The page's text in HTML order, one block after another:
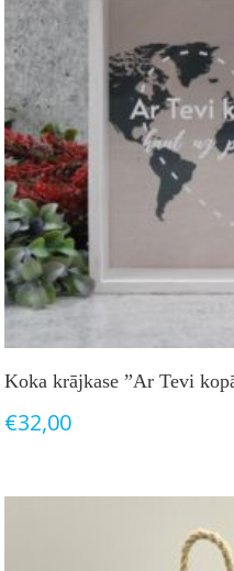
Koka krājkase ”Ar Tevi
€32,00